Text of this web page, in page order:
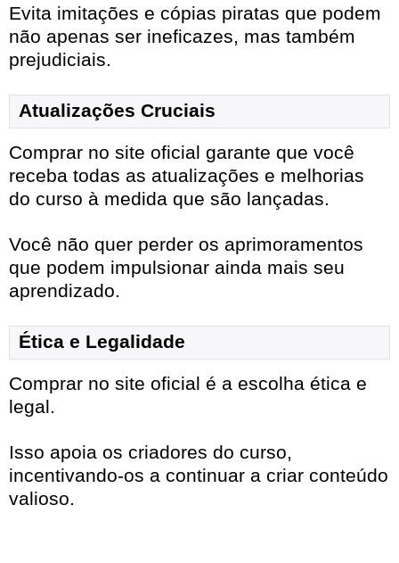
Evita imitações e cópias piratas que podem
não apenas ser ineficazes, mas também
prejudiciais.
Atualizações Cruciais
Comprar no site oficial garante que você
receba todas as atualizações e melhorias
do curso à medida que são lançadas.
Você não quer perder os aprimoramentos
que podem impulsionar ainda mais seu
aprendizado.
Ética e Legalidade
Comprar no site oficial é a escolha ética e
legal.
Isso apoia os criadores do curso,
incentivando-os a continuar a criar conteúdo
valioso.